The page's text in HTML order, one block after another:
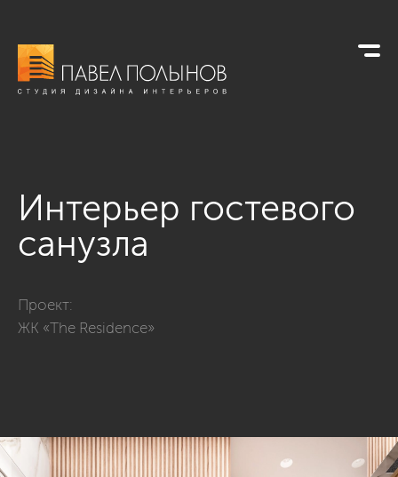
Интерьер гостевого
санузла
Проект:
ЖК «The Residence»